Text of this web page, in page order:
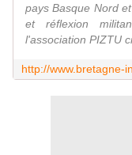
pays Basque Nord
et réflexion
l'association PIZTU